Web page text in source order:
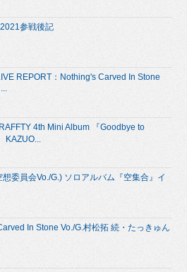
参戦後記
REPORT：Nothing's Carved In Stone
4th Mini Album 『Goodbye to
KAZUO...
委員会Vo./G.) ソロアルバム『空集合』イ
In Stone Vo./G.村松拓 続・たっきゅん